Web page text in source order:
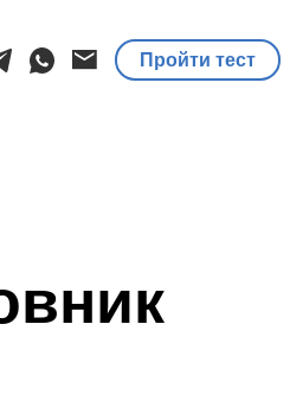
Пройти тест